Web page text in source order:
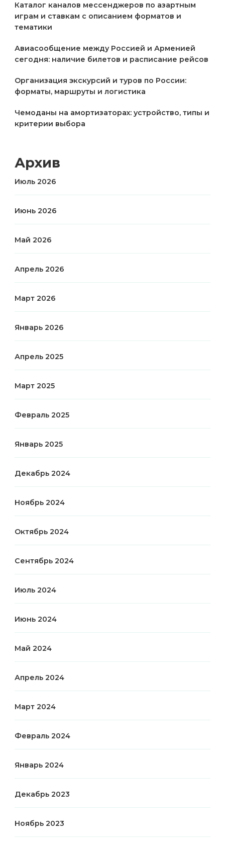
Каталог каналов мессенджеров по азартным
играм и ставкам с описанием форматов и
тематики
Авиасообщение между Россией и Арменией
сегодня: наличие билетов и расписание рейсов
Организация экскурсий и туров по России:
форматы, маршруты и логистика
Чемоданы на амортизаторах: устройство, типы и
критерии выбора
Архив
Июль 2026
Июнь 2026
Май 2026
Апрель 2026
Март 2026
Январь 2026
Апрель 2025
Март 2025
Февраль 2025
Январь 2025
Декабрь 2024
Ноябрь 2024
Октябрь 2024
Сентябрь 2024
Июль 2024
Июнь 2024
Май 2024
Апрель 2024
Март 2024
Февраль 2024
Январь 2024
Декабрь 2023
Ноябрь 2023